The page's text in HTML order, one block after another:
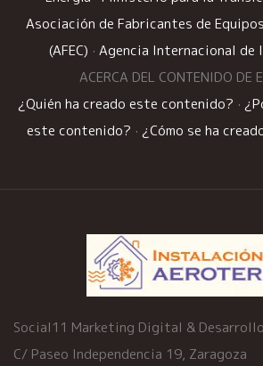
Asociación de Fabricantes de
(AFEC) · Agencia Internacional de
ACERCA DEL CONTENIDO DE
¿Quién ha creado este contenido? ·
este contenido? · ¿Cómo se ha
Social11 Marketing Digital &
C/ Paseo Independencia 19, Zaragoza